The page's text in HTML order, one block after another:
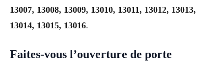
13007, 13008, 13009, 13010, 13011, 13012, 13013,
13014, 13015, 13016.
Faites-vous l’ouverture de porte